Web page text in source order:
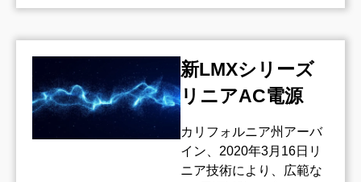
新LMXシリーズ
リニアAC電源
カリフォルニア州アーバ
イン、2020年3月16日リ
ニア技術により、広範な